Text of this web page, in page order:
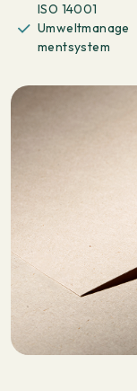
ISO 14001
Umweltmanage
mentsystem